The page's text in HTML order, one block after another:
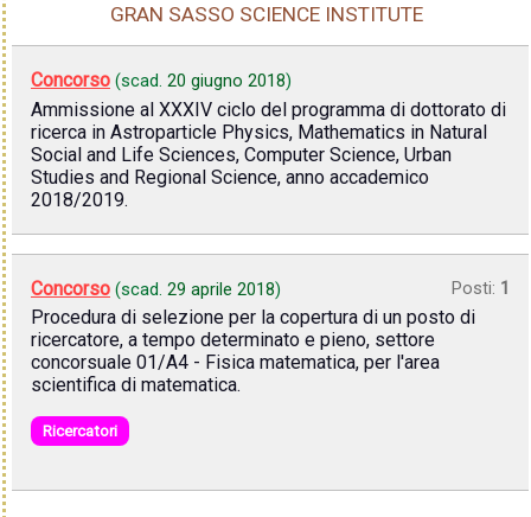
GRAN SASSO SCIENCE INSTITUTE
Concorso (scad. 20 giugno 2018)
Ammissione al XXXIV ciclo del programma di dottorato di
ricerca in Astroparticle Physics, Mathematics in Natural
Social and Life Sciences, Computer Science, Urban
Studies and Regional Science, anno accademico
2018/2019.
Concorso (scad. 29 aprile 2018) Posti: 1
Procedura di selezione per la copertura di un posto di
ricercatore, a tempo determinato e pieno, settore
concorsuale 01/A4 - Fisica matematica, per l'area
scientifica di matematica.
Ricercatori